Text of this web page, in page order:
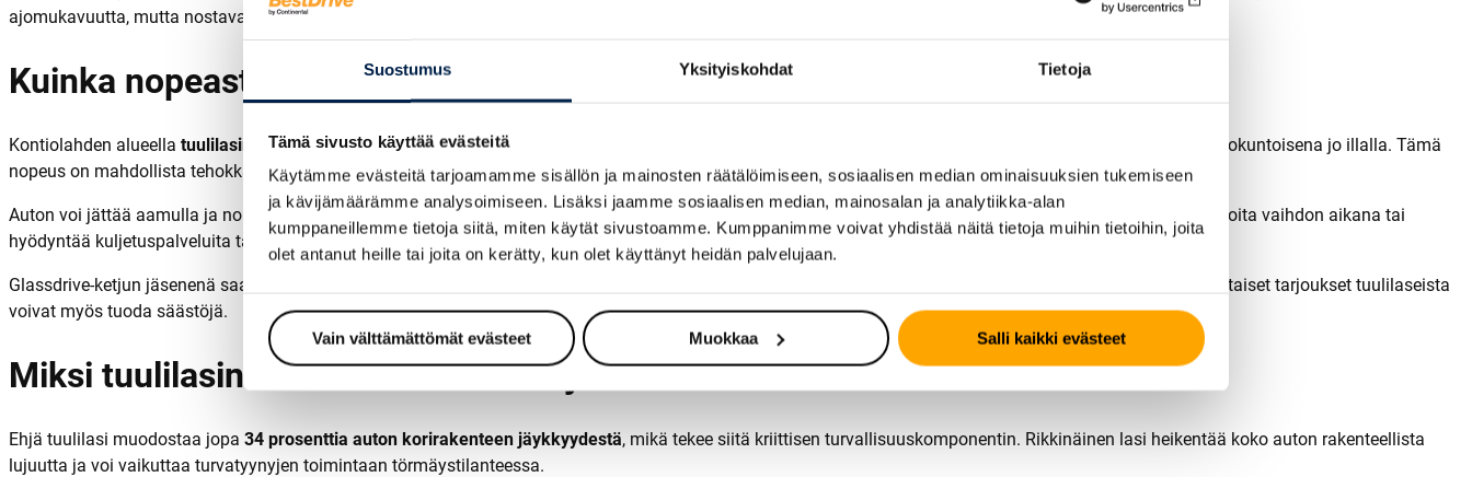
Suostumus Yksityiskohdat Tietoja
Tämä sivusto käyttää evästeitä
Käytämme evästeitä tarjoamamme sisällön ja mainosten räätälöimiseen, sosiaalisen median ominaisuuksien tukemiseen
ja kävijämäärämme analysoimiseen. Lisäksi jaamme sosiaalisen median, mainosalan ja analytiikka-alan
kumppaneillemme tietoja siitä, miten käytät sivustoamme. Kumppanimme voivat yhdistää näitä tietoja muihin tietoihin, joita
olet antanut heille tai joita on kerätty, kun olet käyttänyt heidän palvelujaan.
Vain välttämättömät evästeet Muokkaa Salli kaikki evästeet
ajomukavuutta, mutta nostavat vaihdon kokonaiskustannuksia.
Kuinka nopeasti tuulilasin vaihto hoituu Kontiolahdella?
Kontiolahden alueella tuulilasin vaihto Kontiolahti-palvelu on järjestetty kätevästi. Vaihtotyö onnistuu usein saman työpäivän aikana, ja auton saat takaisin ajokuntoisena jo illalla. Tämä
nopeus on mahdollista tehokkaan logistiikan ja ammattitaitoisen henkilöstön ansiosta.
Auton voi jättää aamulla ja noutaa iltapäivällä. Kontiolahden sijainti tekee järjestelyistä helppoja, sillä alueelta on hyvät liikenneyhteydet. Voit hoitaa muita asioita vaihdon aikana tai
hyödyntää kuljetuspalveluita tarpeen mukaan.
Glassdrive-ketjun jäsenenä saamme uusimmat koulutukset ja teknisen osaamisen, mikä takaa laadukkaan palvelun myös uusimpiin automalleihin. Kuukausittaiset tarjoukset tuulilaseista
voivat myös tuoda säästöjä.
Miksi tuulilasin kunto on kriittinen ajoturvallisuudelle?
Ehjä tuulilasi muodostaa jopa 34 prosenttia auton korirakenteen jäykkyydestä, mikä tekee siitä kriittisen turvallisuuskomponentin. Rikkinäinen lasi heikentää koko auton rakenteellista
lujuutta ja voi vaikuttaa turvatyynyjen toimintaan törmäystilanteessa.